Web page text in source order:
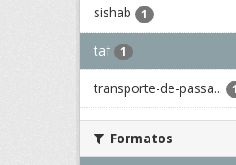
sishab 1
taf 1
transporte-de-passa... 1
Formatos